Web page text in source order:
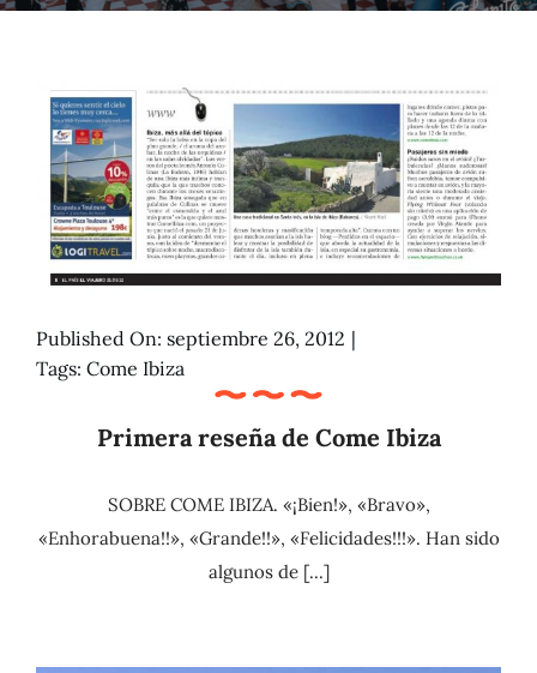
Published On: septiembre 26, 2012 |
Tags: Come Ibiza
Primera reseña de Come Ibiza
SOBRE COME IBIZA. «¡Bien!», «Bravo»,
«Enhorabuena!!», «Grande!!», «Felicidades!!!». Han sido
algunos de [...]